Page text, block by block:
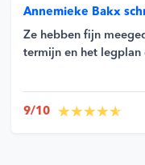
Annemieke Bakx
Ze hebben fijn
termijn en het legplan
9/10